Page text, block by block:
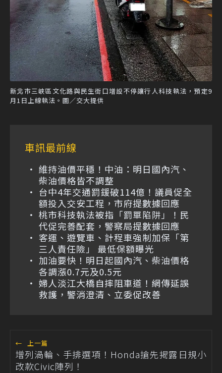
新北市三峽區文化路與民生街口增設不停讓行人科技執法，預定9
月1日上線執法。圖／交大提供
車訊最前線
維持油價平穩！中油：明日國內汽、
柴油價格皆不調整
台中4年交通罰鍰破114億！議員促全
額投入交安工程，市府提數據回應
桃市科技執法被指「罰單陷阱」！民
代促完善配套，警察局提數據回應
客運、遊覽車、計程車強制加保「第
三人責任險」 最低保額曝光
加油要快！明日起國內汽、柴油價格
各調漲0.7元及0.5元
婦人淡江大橋自摔阻車道！網傳延誤
救護，警消澄清、立委促改善
← 上一篇
增列渦輪、手排選項！Honda搶先揭露日規小
改款Civic陣列！